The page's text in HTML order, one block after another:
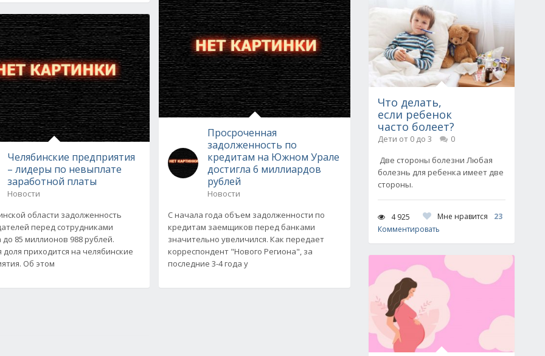
Челябинские предприятия
– лидеры по невыплате
заработной платы
Новости
области задолженность
перед сотрудниками
85 миллионов 988 рублей.
доля приходится на челябинские
Об этом
Просроченная
задолженность по
кредитам на Южном Урале
достигла 6 миллиардов
рублей
Новости
С начала года объем задолженности по
кредитам заемщиков перед банками
значительно увеличился. Как передает
корреспондент "Нового Региона", за
последние 3-4 года у
Что делать,
если ребенок
часто болеет?
Дети от 0 до 3
0
Две стороны болезни Любая
болезнь для ребенка имеет две
стороны.
4 925 Мне нравится
23
Комментировать